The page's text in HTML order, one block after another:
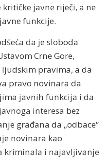
javne riječi, a ne
funkcije.
da je sloboda
Crne Gore,
pravima, a da
pravo novinara da
javnih funkcija i da
interesa bez
građana da „odbace“
novinara kao
kriminala i najavljivanje